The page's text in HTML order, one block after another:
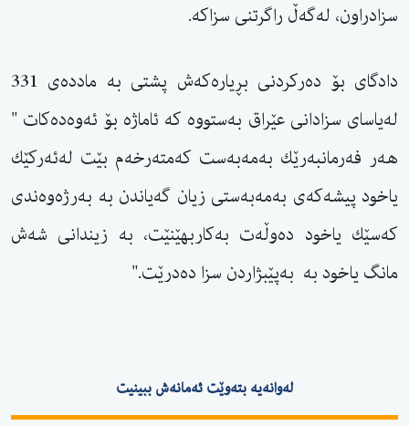
سزادراون، لەگەڵ راگرتنی سزاكە.
دادگای بۆ دەركردنی بڕیارەكەش پشتی بە ماددەی 331
لەیاسای سزادانی عێراق بەستووە كە ئاماژە بۆ ئەوەدەكات "
هەر فەرمانبەرێك بەمەبەست كەمتەرخەم بێت لەئەركێك
یاخود پیشەكەی بەمەبەستی زیان گەیاندن بە بەرژەوەندی
كەسێك یاخود دەوڵەت به‌كاربهێنێت، بە زیندانی شەش
مانگ یاخود بە بەپێبژاردن سزا دەدرێت."
لەوانەیە بتەوێت ئەمانەش ببینیت